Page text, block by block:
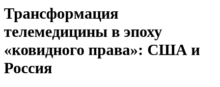
Трансформация
телемедицины в эпоху
«ковидного права»: США и
Россия